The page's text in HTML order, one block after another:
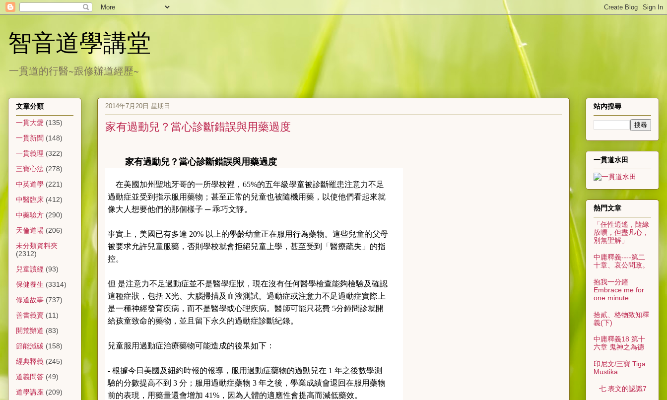
智音道學講堂
一貫道的行醫~跟修辦道經歷~
2014年7月20日 星期日
家有過動兒？當心診斷錯誤與用藥過度
家有過動兒？當心診斷錯誤與用藥過度
在美國加州聖地牙哥的一所學校裡，65%的五年級學童被診斷罹患注意力不足
過動症並受到指示服用藥物；甚至正常的兒童也被隨機用藥，以使他們看起來就
像大人想要他們的那個樣子 ─ 乖巧文靜。
事實上，美國已有多達 20% 以上的學齡幼童正在服用行為藥物。這些兒童的父母
被要求允許兒童服藥，否則學校就會拒絕兒童上學，甚至受到「醫療疏失」的指
控。
但 是注意力不足過動症並不是醫學症狀，現在沒有任何醫學檢查能夠檢驗及確認
這種症狀，包括 X光、大腦掃描及血液測試。過動症或注意力不足過動症實際上
是一種神經發育疾病，而不是醫學或心理疾病。醫師可能只花費 5分鐘問診就開
給孩童致命的藥物，並且留下永久的過動症診斷紀錄。
兒童服用過動症治療藥物可能造成的後果如下：
- 根據今日美國及紐約時報的報導，服用過動症藥物的過動兒在 1 年之後數學測
驗的分數提高不到 3 分；服用過動症藥物 3 年之後，學業成績會退回在服用藥物
前的表現，用藥量還會增加 41%，因為人體的適應性會提高而減低藥效。
文章分類
一貫大愛 (135)
一貫新聞 (148)
一貫義理 (322)
三寶心法 (278)
中英道學 (221)
中醫臨床 (412)
中藥驗方 (290)
天倫道場 (206)
未分類資料夾
(2312)
兒童讀經 (93)
保健養生 (3314)
修道故事 (737)
善書義賣 (11)
開荒辦道 (83)
節能減碳 (158)
經典釋義 (245)
道義問答 (49)
道學講座 (209)
站內搜尋
一貫道水田
熱門文章
「任性逍遙，隨緣
放曠，但盡凡心，
別無聖解」
中庸釋義----第二
十章、哀公問政。
抱我一分鐘
Embrace me for
one minute
拾貳、格物致知釋
義(下)
中庸釋義18 第十
六章 鬼神之為德
印尼文/三寶 Tiga
Mustika
七.表文的認識7